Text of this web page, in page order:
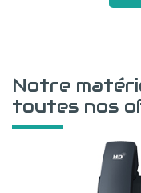
Notre
toutes nos